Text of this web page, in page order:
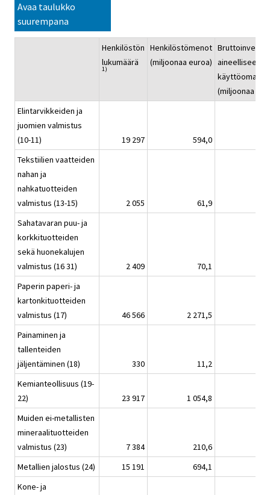
Avaa taulukko
suurempana
Henkilöstön
lukumäärä
1)
Henkilöstömenot
(miljoonaa euroa) aineelliseen
(miljoonaa
Elintarvikkeiden ja
juomien valmistus
(10-11)
19 297 594,0
Tekstiilien vaatteiden
nahan ja
nahkatuotteiden
valmistus (13-15)
2 055
61,9
Sahatavaran puu- ja
korkkituotteiden
sekä huonekalujen
valmistus (16 31)
2 409
70,1
Paperin paperi- ja
kartonkituotteiden
valmistus (17)
46 566 2 271,5
Painaminen ja
tallenteiden
jäljentäminen (18)
330
11,2
Kemianteollisuus (19-
22)
23 917 1 054,8
Muiden ei-metallisten
mineraalituotteiden
valmistus (23)
7 384
210,6
Metallien jalostus (24)
15 191
694,1
Kone- ja